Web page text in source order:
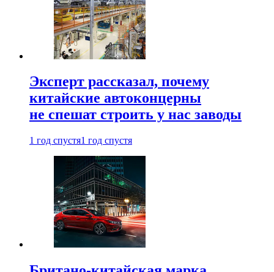
Эксперт рассказал, почему
китайские автоконцерны
не спешат строить у нас заводы
1 год спустя1 год спустя